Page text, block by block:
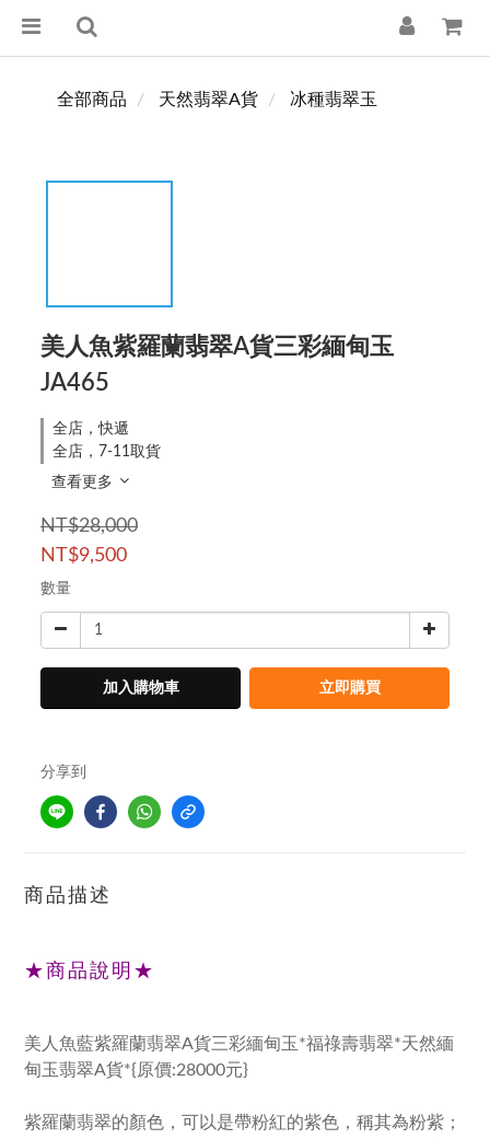
全部商品 天然翡翠A貨 冰種翡翠玉
美人魚紫羅蘭翡翠A貨三彩緬甸玉
JA465
全店，快遞
全店，7-11取貨
查看更多
NT$28,000
NT$9,500
數量
加入購物車 立即購買
分享到
商品描述
★商品說明★
美人魚藍紫羅蘭翡翠A貨三彩緬甸玉*福祿壽翡翠*天然緬
甸玉翡翠A貨*{原價:28000元}
紫羅蘭翡翠的顏色，可以是帶粉紅的紫色，稱其為粉紫；